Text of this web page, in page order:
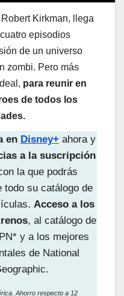
Kirkman, llega
episodios
de un universo
zombi. Pero más
para reunir en
de todos los
en Disney+ahora y
a la suscripción
la que podrás
todo su catálogo de
Acceso a los
, al catálogo de
y a los mejores
de National
Ahorro respecto a 12